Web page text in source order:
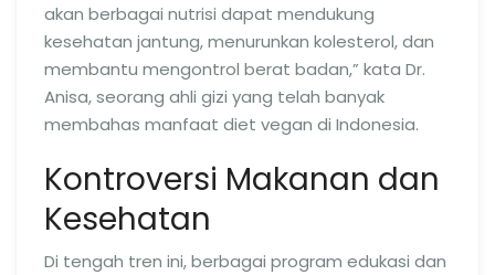
akan berbagai nutrisi dapat mendukung
kesehatan jantung, menurunkan kolesterol, dan
membantu mengontrol berat badan,” kata Dr.
Anisa, seorang ahli gizi yang telah banyak
membahas manfaat diet vegan di Indonesia.
Kontroversi Makanan dan
Kesehatan
Di tengah tren ini, berbagai program edukasi dan